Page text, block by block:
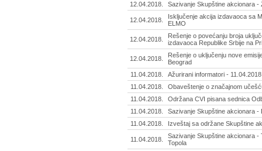
12.04.2018.
Sazivanje Skupštine akcionara -
12.04.2018.
Isključenje akcija izdavaoca sa
ELMO
12.04.2018.
Rešenje o povećanju broja
izdavaoca Republike Srbije na
12.04.2018.
Rešenje o uključenju nove
Beograd
11.04.2018.
Ažurirani informatori - 11.04.2018
11.04.2018.
Obaveštenje o značajnom
11.04.2018.
Održana CVI pisana sednica
11.04.2018.
Sazivanje Skupštine akcionara -
11.04.2018.
Izveštaj sa održane Skupštine
11.04.2018.
Sazivanje Skupštine akcionara -
Topola